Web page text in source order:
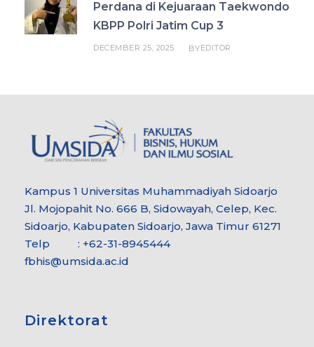
Perdana di Kejuaraan Taekwondo
KBPP Polri Jatim Cup 3
DECEMBER 25, 2025 BYEDITOR
Kampus 1 Universitas Muhammadiyah Sidoarjo
Jl. Mojopahit No. 666 B, Sidowayah, Celep, Kec.
Sidoarjo, Kabupaten Sidoarjo, Jawa Timur 61271
Telp : +62-31-8945444
fbhis@umsida.ac.id
Direktorat